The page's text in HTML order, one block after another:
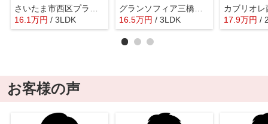
16.1万円 / 3LDK
16.5万円 / 3LDK
カブリオレ
17.9万円 /
お客様の声